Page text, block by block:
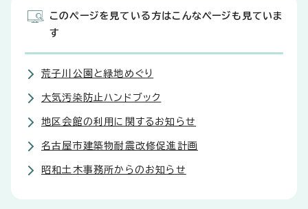
このページを見ている方はこんなページも見ていま
す
荒子川公園と緑地めぐり
大気汚染防止ハンドブック
地区会館の利用に関するお知らせ
名古屋市建築物耐震改修促進計画
昭和土木事務所からのお知らせ